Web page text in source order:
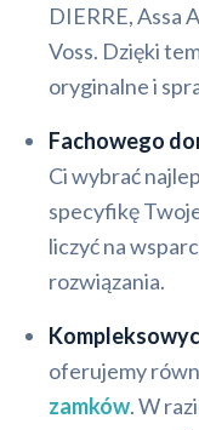
DIERRE, Assa
Voss. Dzięki
oryginalne i
Fachowego
Ci wybrać
specyfikę
liczyć na
rozwiązania.
oferujemy
zamków. W